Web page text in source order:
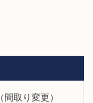
取り変更）